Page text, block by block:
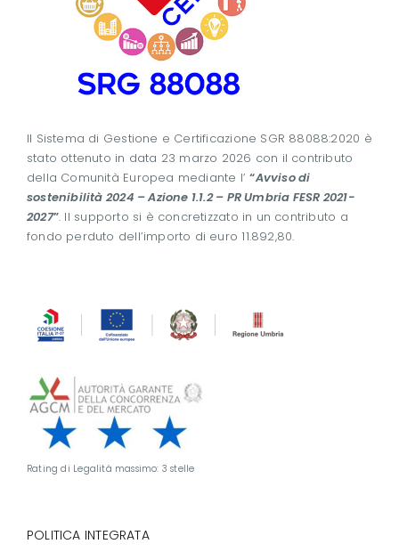
Il Sistema di Gestione e Certificazione SGR 88088:2020 è
stato ottenuto in data 23 marzo 2026 con il contributo
della Comunità Europea mediante l’“Avviso di
sostenibilità 2024 – Azione 1.1.2 – PR Umbria FESR 2021-
2027”. Il supporto si è concretizzato in un contributo a
fondo perduto dell’importo di euro 11.892,80.
Rating di Legalità massimo: 3 stelle
POLITICA INTEGRATA